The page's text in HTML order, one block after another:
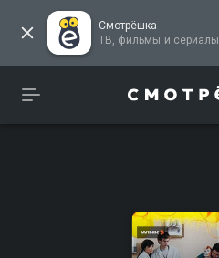
Смотрёшка
ТВ, фильмы и сериалы